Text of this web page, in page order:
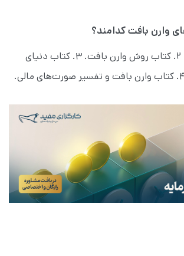
۱. کتاب گلوله برفی. ۲. کتاب روش وارن بافت. ۳. کتاب دنیای